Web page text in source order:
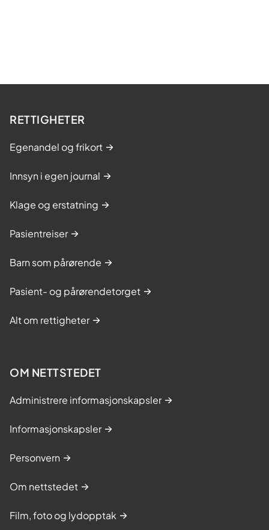
RETTIGHETER
Egenandel og frikort
Innsyn i egen journal
Klage og erstatning
Pasientreiser
Barn som pårørende
Pasient- og pårørendetorget
Alt om rettigheter
OM NETTSTEDET
Administrere informasjonskapsler
Informasjonskapsler
Personvern
Om nettstedet
Film, foto og lydopptak